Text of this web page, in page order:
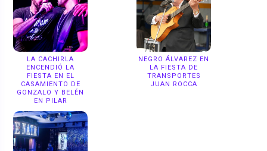
LA CACHIRLA
ENCENDIÓ LA
FIESTA EN EL
CASAMIENTO DE
GONZALO Y BELÉN
EN PILAR
NEGRO ÁLVAREZ EN
LA FIESTA DE
TRANSPORTES
JUAN ROCCA